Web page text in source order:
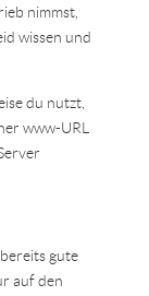
nimmst,
wissen und
du nutzt,
www-URL
gute
auf den